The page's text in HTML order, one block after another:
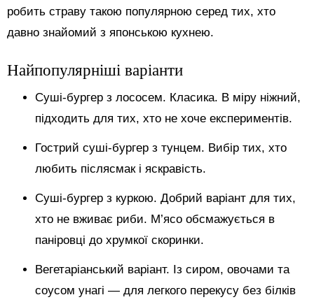
робить страву такою популярною серед тих, хто
давно знайомий з японською кухнею.
Найпопулярніші варіанти
Суші-бургер з лососем. Класика. В міру ніжний,
підходить для тих, хто не хоче експериментів.
Гострий суші-бургер з тунцем. Вибір тих, хто
любить післясмак і яскравість.
Суші-бургер з куркою. Добрий варіант для тих,
хто не вживає риби. М’ясо обсмажується в
паніровці до хрумкої скоринки.
Вегетаріанський варіант. Із сиром, овочами та
соусом унагі — для легкого перекусу без білків